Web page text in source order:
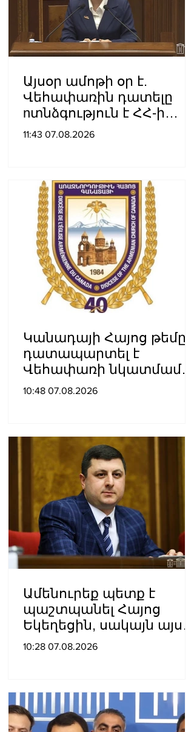
Այսօր ամոթի օր է.
Վեհափառին դատելը
nտնձգություն է ՀՀ-ի
Սահանադրության
11:43 07.08.2026
Կանադայի Հայոց թեմը
դատապարտել է
Վեհափառի նկատմամբ
քրեական հետապնդումը
10:48 07.08.2026
Ամենուրեք պետք է
պաշտպանել Հայոց
Եկեղեցին, սակայն այս
ամենին վերջ տալու,
ճանապարհն
իշխանափոխությունն է.
Տիգրան Աբրահամյան
10:28 07.08.2026